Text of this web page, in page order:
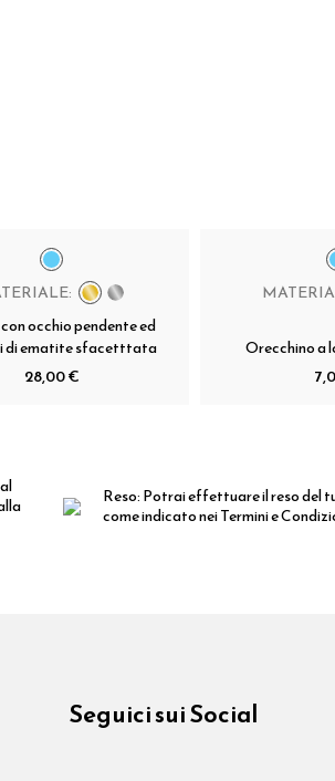
occhio pendente ed
di ematite sfacetttata
28,00 €
Orecchino a
Reso:Potrai effettuare il reso del
come indicato nei Termini e
Seguici sui Social